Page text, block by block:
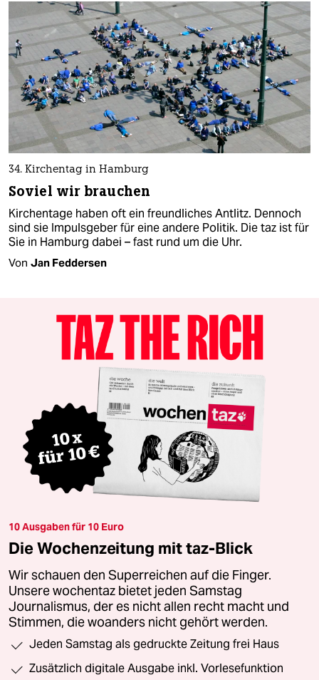
34. Kirchentag in Hamburg
Soviel wir brauchen
Kirchentage haben oft ein freundliches Antlitz. Dennoch
sind sie Impulsgeber für eine andere Politik. Die taz ist für
Sie in Hamburg dabei – fast rund um die Uhr.
Von Jan Feddersen
10 Ausgaben für 10 Euro
Die Wochenzeitung mit taz-Blick
Wir schauen den Superreichen auf die Finger.
Unsere wochentaz bietet jeden Samstag
Journalismus, der es nicht allen recht macht und
Stimmen, die woanders nicht gehört werden.
Jeden Samstag als gedruckte Zeitung frei Haus
Zusätzlich digitale Ausgabe inkl. Vorlesefunktion